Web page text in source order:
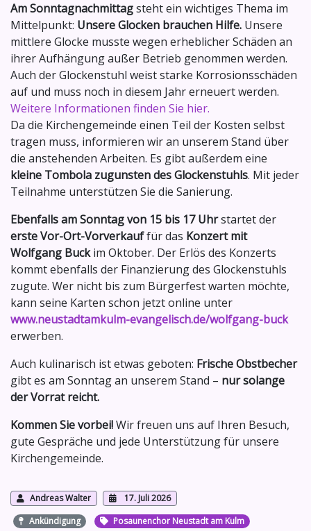
Am Sonntagnachmittagsteht ein wichtiges Thema im
Mittelpunkt: Unsere Glocken brauchen Hilfe. Unsere
mittlere Glocke musste wegen erheblicher Schäden an
ihrer Aufhängung außer Betrieb genommen werden.
Auch der Glockenstuhl weist starke Korrosionsschäden
auf und muss noch in diesem Jahr erneuert werden.
Weitere Informationen finden Sie hier.
Da die Kirchengemeinde einen Teil der Kosten selbst
tragen muss, informieren wir an unserem Stand über
die anstehenden Arbeiten. Es gibt außerdem eine
kleine Tombola zugunsten des Glockenstuhls. Mit jeder
Teilnahme unterstützen Sie die Sanierung.
Ebenfalls am Sonntag von 15 bis 17 Uhrstartet der
erste Vor-Ort-Vorverkauffür das Konzert mit
Wolfgang Buckim Oktober. Der Erlös des Konzerts
kommt ebenfalls der Finanzierung des Glockenstuhls
zugute. Wer nicht bis zum Bürgerfest warten möchte,
kann seine Karten schon jetzt online unter
www.neustadtamkulm-evangelisch.de/wolfgang-buck
erwerben.
Auch kulinarisch ist etwas geboten: Frische Obstbecher
gibt es am Sonntag an unserem Stand – nur solange
der Vorrat reicht.
Kommen Sie vorbei!Wir freuen uns auf Ihren Besuch,
gute Gespräche und jede Unterstützung für unsere
Kirchengemeinde.
Andreas Walter
17. Juli 2026
Ankündigung
Posaunenchor Neustadt am Kulm